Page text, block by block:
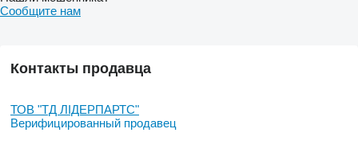
Сообщите нам
Контакты продавца
ТОВ "ТД ЛІДЕРПАРТС"
Верифицированный продавец